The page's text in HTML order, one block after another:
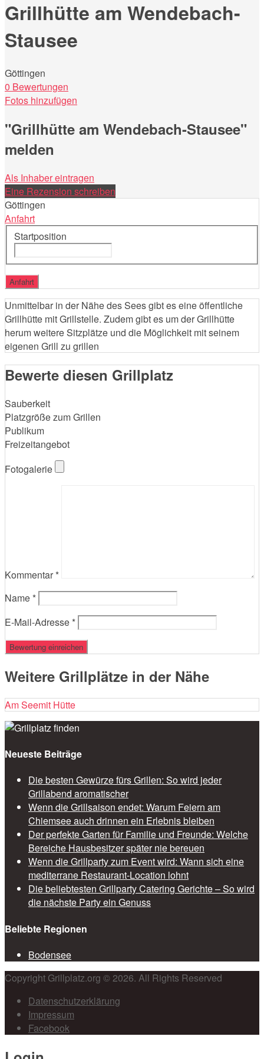
Grillhütte am Wendebach-
Stausee
Göttingen
0 Bewertungen
Fotos hinzufügen
"Grillhütte am Wendebach-Stausee"
melden
Als Inhaber eintragen
Eine Rezension schreiben
Göttingen
Anfahrt
Startposition
Unmittelbar in der Nähe des Sees gibt es eine öffentliche
Grillhütte mit Grillstelle. Zudem gibt es um der Grillhütte
herum weitere Sitzplätze und die Möglichkeit mit seinem
eigenen Grill zu grillen
Bewerte diesen Grillplatz
Sauberkeit
Platzgröße zum Grillen
Publikum
Freizeitangebot
Fotogalerie
Kommentar *
Name *
E-Mail-Adresse *
Weitere Grillplätze in der Nähe
Am Seemit Hütte
Neueste Beiträge
Die besten Gewürze fürs Grillen: So wird jeder
Grillabend aromatischer
Wenn die Grillsaison endet: Warum Feiern am
Chiemsee auch drinnen ein Erlebnis bleiben
Der perfekte Garten für Familie und Freunde: Welche
Bereiche Hausbesitzer später nie bereuen
Wenn die Grillparty zum Event wird: Wann sich eine
mediterrane Restaurant-Location lohnt
Die beliebtesten Grillparty Catering Gerichte – So wird
die nächste Party ein Genuss
Beliebte Regionen
Bodensee
Copyright Grillplatz.org © 2026. All Rights Reserved
Datenschutzerklärung
Impressum
Facebook